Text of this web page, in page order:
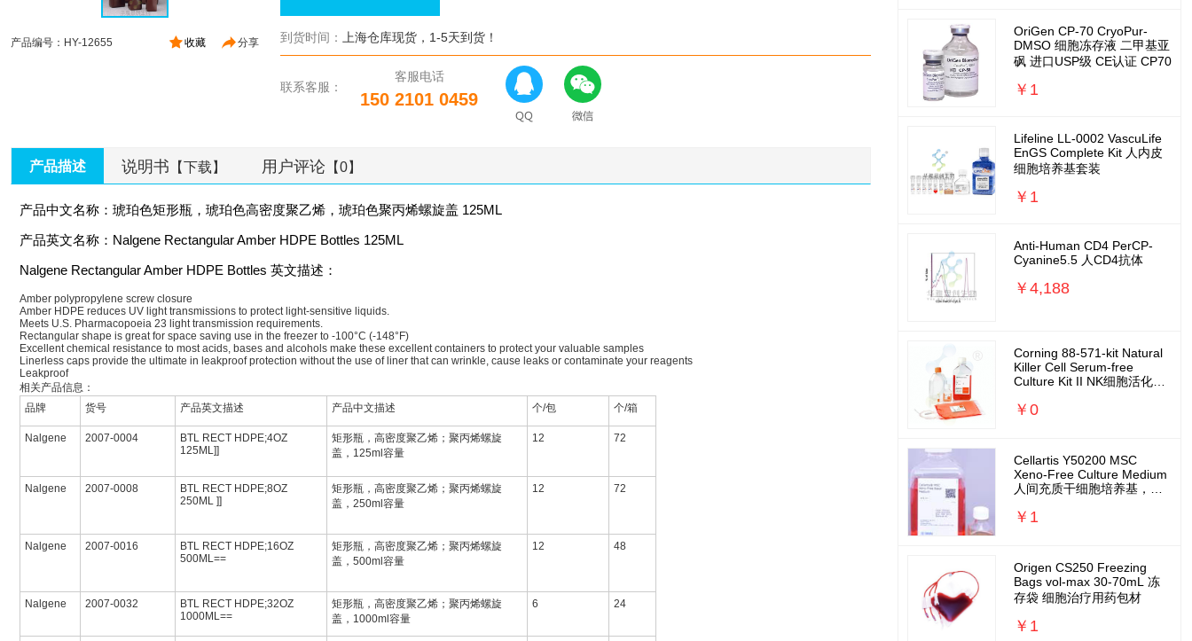
分享
收藏
产品编号：HY-12655 到货时间： 上海仓库现货，1-5天到货！
联系客服：
客服电话
150 2101 0459
产品描述 说明书 【下载】 用户评论 【0】
产品中文名称：琥珀色矩形瓶，琥珀色高密度聚乙烯，琥珀色聚丙烯螺旋盖 125ML
产品英文名称：Nalgene Rectangular Amber HDPE Bottles 125ML
Nalgene Rectangular Amber HDPE Bottles 英文描述：
Amber polypropylene screw closure
Amber HDPE reduces UV light transmissions to protect light-sensitive liquids.
Meets U.S. Pharmacopoeia 23 light transmission requirements.
Rectangular shape is great for space saving use in the freezer to -100°C (-148°F)
Excellent chemical resistance to most acids, bases and alcohols make these excellent containers to protect your valuable samples
Linerless caps provide the ultimate in leakproof protection without the use of liner that can wrinkle, cause leaks or contaminate your reagents
Leakproof
相关产品信息：
品牌
货号 产品英文描述 产品中文描述 个/包 个/箱
Nalgene 2007-0004
BTL RECT HDPE;4OZ
125ML]]
矩形瓶，高密度聚乙烯；聚丙烯螺旋
盖，125ml容量
12 72
Nalgene 2007-0008
BTL RECT HDPE;8OZ
250ML ]]
矩形瓶，高密度聚乙烯；聚丙烯螺旋
盖，250ml容量
12 72
Nalgene 2007-0016
BTL RECT HDPE;16OZ
500ML==
矩形瓶，高密度聚乙烯；聚丙烯螺旋
盖，500ml容量
12 48
Nalgene 2007-0032
BTL RECT HDPE;32OZ
1000ML==
矩形瓶，高密度聚乙烯；聚丙烯螺旋
盖，1000ml容量
6 24
OriGen CP-70 CryoPur-
DMSO 细胞冻存液 二甲基亚
砜 进口USP级 CE认证 CP70
￥1
Lifeline LL-0002 VascuLife
EnGS Complete Kit 人内皮
细胞培养基套装
￥1
Anti-Human CD4 PerCP-
Cyanine5.5 人CD4抗体
￥4,188
Corning 88-571-kit Natural
Killer Cell Serum-free
Culture Kit II NK细胞活化扩
￥0
Cellartis Y50200 MSC
Xeno-Free Culture Medium
人间充质干细胞培养基，无
￥1
Origen CS250 Freezing
Bags vol-max 30-70mL 冻
存袋 细胞治疗用药包材
￥1